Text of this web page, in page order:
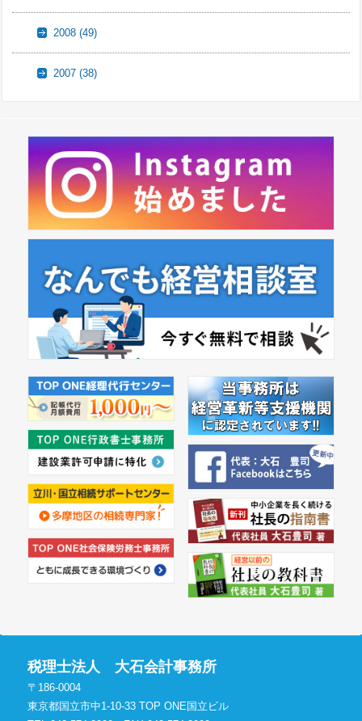
2008(49)
2007(38)
税理士法人 大石会計事務所
〒186-0004
東京都国立市中1-10-33 TOP ONE国立ビル